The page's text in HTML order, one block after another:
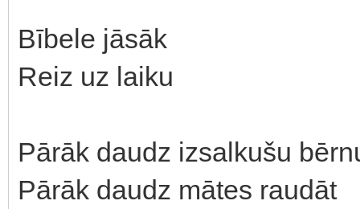
Bībele jāsāk
Reiz uz laiku
Pārāk daudz izsalkušu
Pārāk daudz mātes raudāt